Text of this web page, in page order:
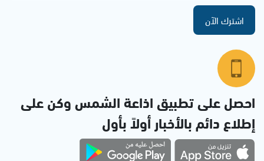
اشترك الآن
احصل على تطبيق اذاعة الشمس وكن على
إطلاع دائم بالأخبار أولاً بأول